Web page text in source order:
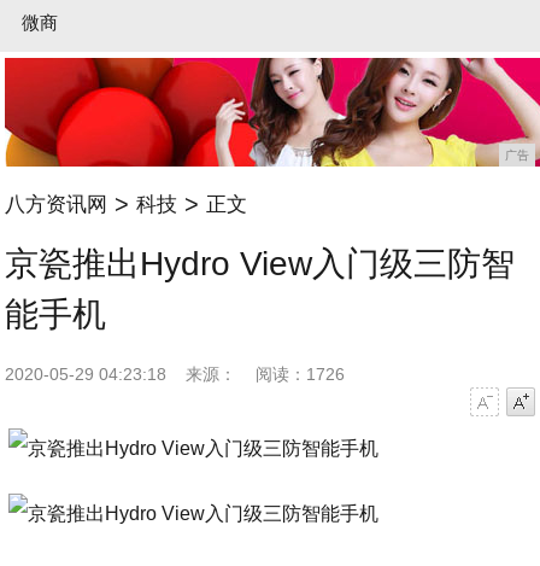
微商
广告
八方资讯网 > 科技 > 正文
京瓷推出Hydro View入门级三防智
能手机
2020-05-29 04:23:18 来源：
阅读：1726